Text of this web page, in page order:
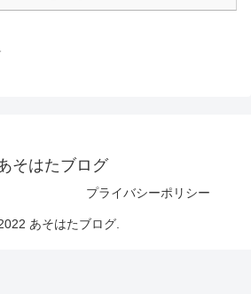
そはたブログ
プライバシーポリシー
あそはたブログ.